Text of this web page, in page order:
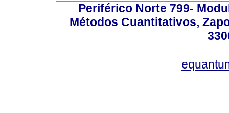
Periférico Norte 799-
Métodos Cuantitativos,